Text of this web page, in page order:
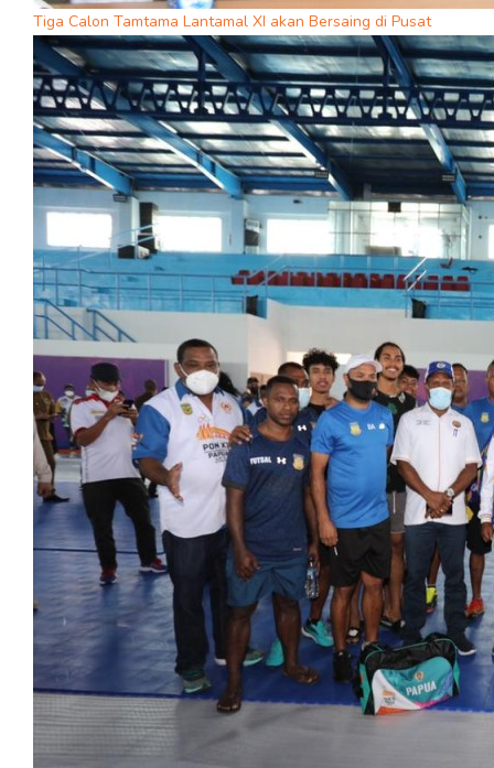
Tiga Calon Tamtama Lantamal XI akan Bersaing di Pusat